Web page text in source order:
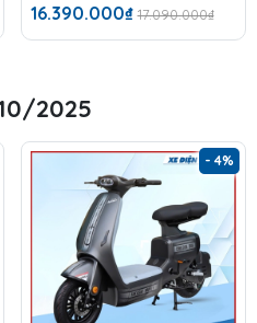
16.390.000₫ 17.090.000₫
2025
- 4%